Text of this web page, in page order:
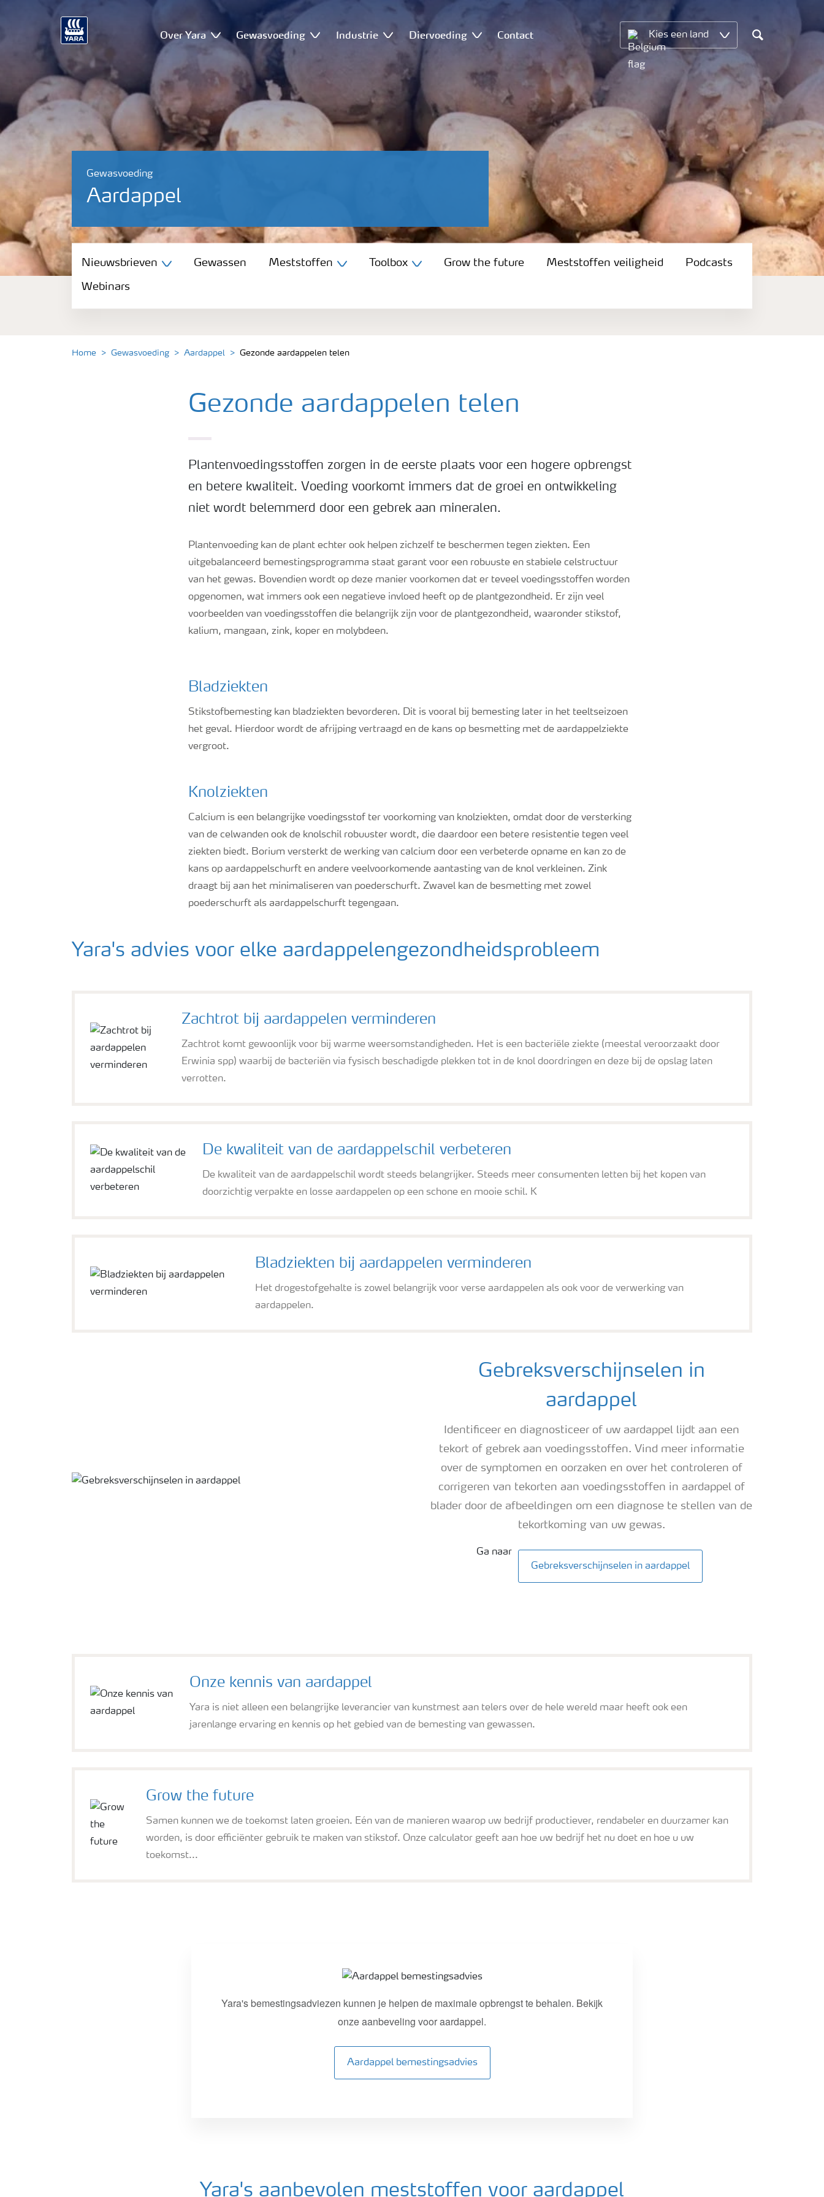
Over Yara Gewasvoeding Industrie Diervoeding Contact Kies een land
Search
Gewasvoeding
Aardappel
Nieuwsbrieven
Gewassen
Nieuwsbrieven Gewassen Meststoffen Toolbox Grow the future Meststoffen veiligheid Podcasts
Webinars
Home Gewasvoeding Aardappel Gezonde aardappelen telen
Gezonde aardappelen telen
Plantenvoedingsstoffen zorgen in de eerste plaats voor een hogere opbrengst
en betere kwaliteit. Voeding voorkomt immers dat de groei en ontwikkeling
niet wordt belemmerd door een gebrek aan mineralen.
Plantenvoeding kan de plant echter ook helpen zichzelf te beschermen tegen ziekten. Een
uitgebalanceerd bemestingsprogramma staat garant voor een robuuste en stabiele celstructuur
van het gewas. Bovendien wordt op deze manier voorkomen dat er teveel voedingsstoffen worden
opgenomen, wat immers ook een negatieve invloed heeft op de plantgezondheid. Er zijn veel
voorbeelden van voedingsstoffen die belangrijk zijn voor de plantgezondheid, waaronder stikstof,
kalium, mangaan, zink, koper en molybdeen.
Bladziekten
Stikstofbemesting kan bladziekten bevorderen. Dit is vooral bij bemesting later in het teeltseizoen
het geval. Hierdoor wordt de afrijping vertraagd en de kans op besmetting met de aardappelziekte
vergroot.
Knolziekten
Calcium is een belangrijke voedingsstof ter voorkoming van knolziekten, omdat door de versterking
van de celwanden ook de knolschil robuuster wordt, die daardoor een betere resistentie tegen veel
ziekten biedt. Borium versterkt de werking van calcium door een verbeterde opname en kan zo de
kans op aardappelschurft en andere veelvoorkomende aantasting van de knol verkleinen. Zink
draagt bij aan het minimaliseren van poederschurft. Zwavel kan de besmetting met zowel
poederschurft als aardappelschurft tegengaan.
Yara's advies voor elke aardappelengezondheidsprobleem
Zachtrot bij aardappelen verminderen
Zachtrot komt gewoonlijk voor bij warme weersomstandigheden. Het is een bacteriële ziekte (meestal veroorzaakt door
Erwinia spp) waarbij de bacteriën via fysisch beschadigde plekken tot in de knol doordringen en deze bij de opslag laten
verrotten.
De kwaliteit van de aardappelschil verbeteren
De kwaliteit van de aardappelschil wordt steeds belangrijker. Steeds meer consumenten letten bij het kopen van
doorzichtig verpakte en losse aardappelen op een schone en mooie schil. K
Bladziekten bij aardappelen verminderen
Het drogestofgehalte is zowel belangrijk voor verse aardappelen als ook voor de verwerking van
aardappelen.
Gebreksverschijnselen in
aardappel
Identificeer en diagnosticeer of uw aardappel lijdt aan een
tekort of gebrek aan voedingsstoffen. Vind meer informatie
over de symptomen en oorzaken en over het controleren of
corrigeren van tekorten aan voedingsstoffen in aardappel of
blader door de afbeeldingen om een ​​diagnose te stellen van de
tekortkoming van uw gewas.
Ga naar
Gebreksverschijnselen in aardappel
Onze kennis van aardappel
Yara is niet alleen een belangrijke leverancier van kunstmest aan telers over de hele wereld maar heeft ook een
jarenlange ervaring en kennis op het gebied van de bemesting van gewassen.
Grow the future
Samen kunnen we de toekomst laten groeien. Eén van de manieren waarop uw bedrijf productiever, rendabeler en duurzamer kan
worden, is door efficiënter gebruik te maken van stikstof. Onze calculator geeft aan hoe uw bedrijf het nu doet en hoe u uw
toekomst...
Yara's bemestingsadviezen kunnen je helpen de maximale opbrengst te behalen. Bekijk
onze aanbeveling voor aardappel.
Aardappel bemestingsadvies
Yara's aanbevolen meststoffen voor aardappel